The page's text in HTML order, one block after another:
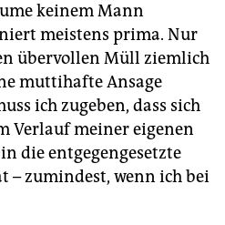
keinem Mann
meistens prima. Nur
übervollen Müll ziemlich
muttihafte Ansage
ich zugeben, dass sich
Verlauf meiner eigenen
die entgegengesetzte
– zumindest, wenn ich bei